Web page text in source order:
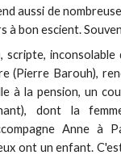
aussi de
à bon escient.
scripte,
(Pierre Barouh),
à la pension, un
dont la
Anne à
ont un enfant.